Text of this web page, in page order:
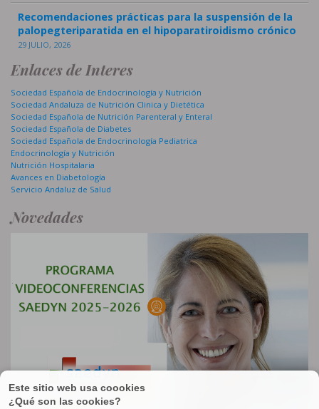
Recomendaciones prácticas para la suspensión de la
palopegteriparatida en el hipoparatiroidismo crónico
29 JULIO, 2026
Enlaces de Interes
Sociedad Española de Endocrinología y Nutrición
Sociedad Andaluza de Nutrición Clinica y Dietética
Sociedad Española de Nutrición Parenteral y Enteral
Sociedad Española de Diabetes
Sociedad Española de Endocrinología Pediatrica
Endocrinología y Nutrición
Nutrición Hospitalaria
Avances en Diabetología
Servicio Andaluz de Salud
Novedades